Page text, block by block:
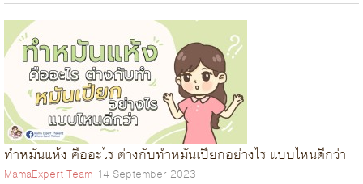
ทำหมันแห้ง คืออะไร ต่างกับทำหมันเปียกอย่างไร แบบไหนดีกว่า
MamaExpert Team 14 September 2023